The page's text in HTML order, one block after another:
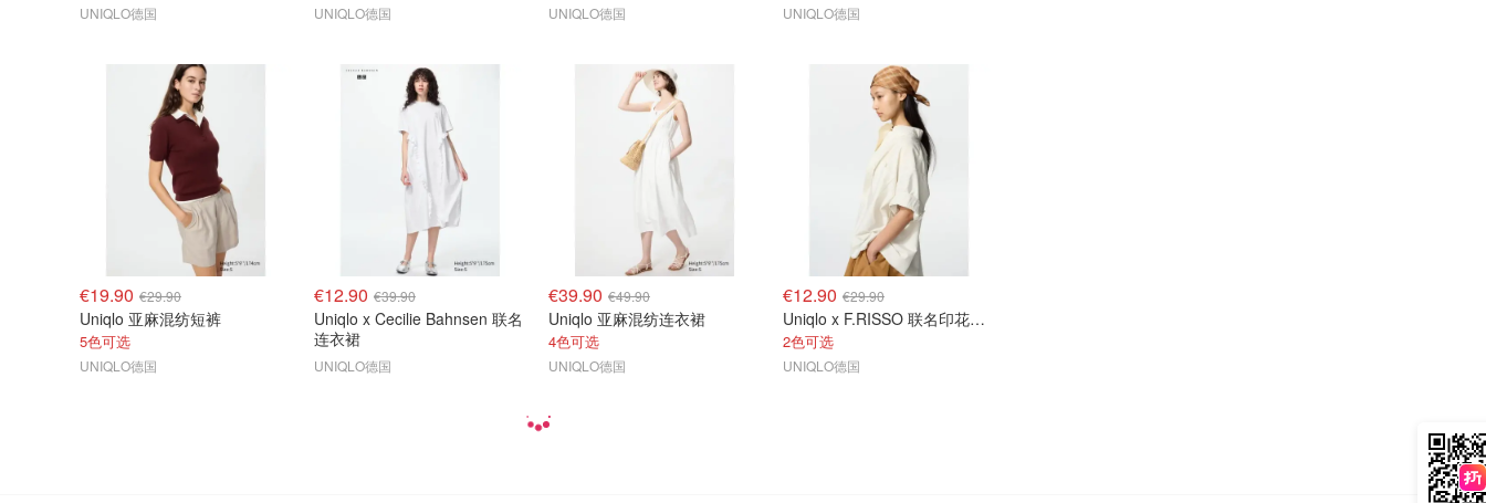
UNIQLO德国 UNIQLO德国 UNIQLO德国 UNIQLO德国
€19.90 €29.90
Uniqlo 亚麻混纺短裤
5色可选
UNIQLO德国
€12.90 €39.90
Uniqlo x Cecilie Bahnsen 联名
连衣裙
UNIQLO德国
€39.90 €49.90
Uniqlo 亚麻混纺连衣裙
4色可选
UNIQLO德国
€12.90 €29.90
Uniqlo x F.RISSO 联名印花丝巾
2色可选
UNIQLO德国